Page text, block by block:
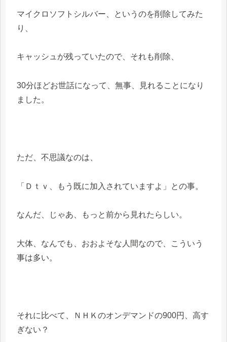
マイクロソフトシルバー、というのを削除してみた
り、
キャッシュが残っていたので、それも削除、
30分ほどお世話になって、無事、見れることになり
ました。
ただ、不思議なのは、
「Ｄｔｖ、もう既に加入されていますよ」との事。
なんだ、じゃあ、もっと前から見れたらしい。
大体、なんでも、おおよそな人間なので、こういう
事は多い。
それに比べて、ＮＨＫのオンデマンドの900円、高す
ぎない？